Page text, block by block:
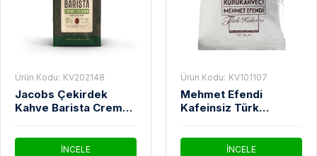
Ürün Kodu: KV202148
Jacobs Çekirdek
Kahve Barista Crema
İNCELE
Ürün Kodu: KV101107
Mehmet Efendi
Kafeinsiz Türk
İNCELE